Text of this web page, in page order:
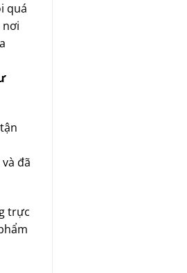
quá
nơi
đã
trực